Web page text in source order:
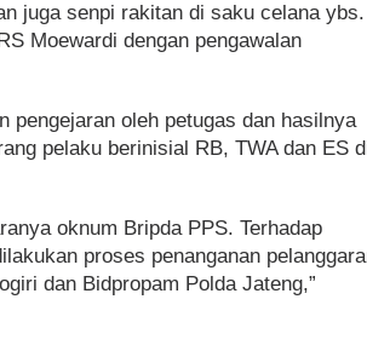
juga senpi rakitan di saku celana ybs.
Moewardi dengan pengawalan
pengejaran oleh petugas dan hasilnya
pelaku berinisial RB, TWA dan ES
oknum Bripda PPS. Terhadap
proses penanganan
dan Bidpropam Polda Jateng,”